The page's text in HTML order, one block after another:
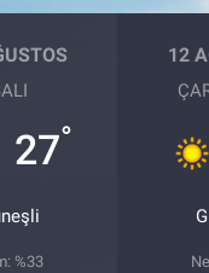
27°
%33
12